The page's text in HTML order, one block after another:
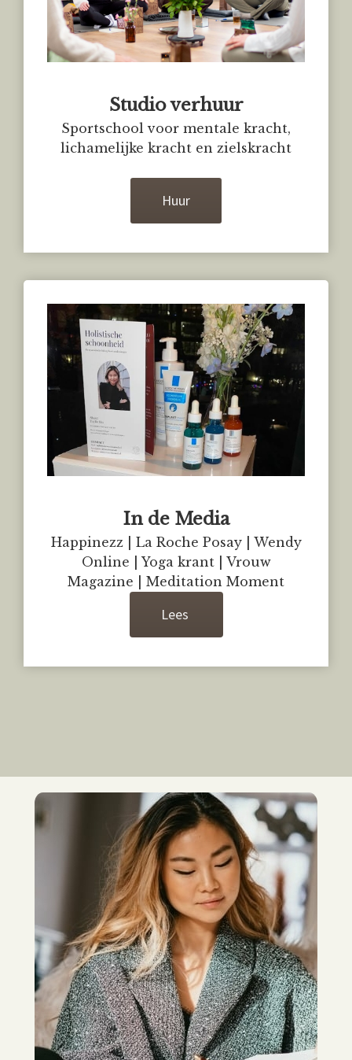
Studio verhuur
Sportschool voor mentale kracht,
lichamelijke kracht en zielskracht
Huur
In de Media
Happinezz | La Roche Posay | Wendy
Online | Yoga krant | Vrouw
Magazine | Meditation Moment
Lees